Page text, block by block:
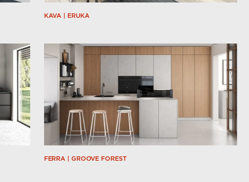
KAVA | ERUKA
FERRA | GROOVE FOREST